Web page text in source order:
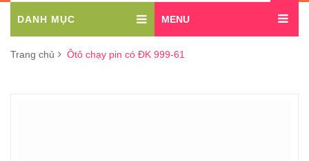
DANH MỤC MENU
Trang chủ Ôtô chạy pin có ĐK 999-61